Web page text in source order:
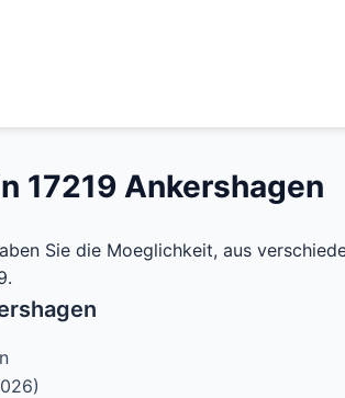
17219 Ankershagen
Sie die Moeglichkeit, aus